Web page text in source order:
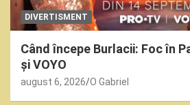
DIVERTISMENT
Când începe Burlacii: Foc în
și VOYO
august 6, 2026 O Gabriel